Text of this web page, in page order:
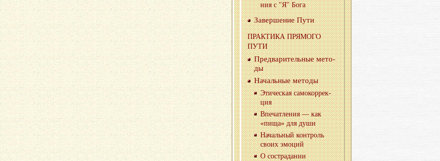
ния с "Я" Бога
За­вер­ше­ние Пути
ПРАК­ТИ­КА ПРЯ­МО­ГО
ПУТИ
Пред­ва­ри­тель­ные ме­то­
ды
На­чаль­ные ме­то­ды
Эти­че­ская са­мо­кор­рек­
ция
Впе­чат­ле­ния — как
«пища» для души
На­чаль­ный кон­троль
своих эмо­ций
О со­стра­да­нии